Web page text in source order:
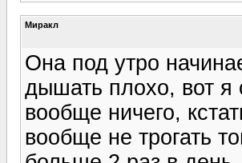
Миракл
Она под утро
дышать плохо, вот я
вообще ничего,
вообще не трогать